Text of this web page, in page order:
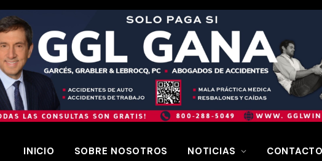
INICIO SOBRE NOSOTROS NOTICIAS CONTACTO